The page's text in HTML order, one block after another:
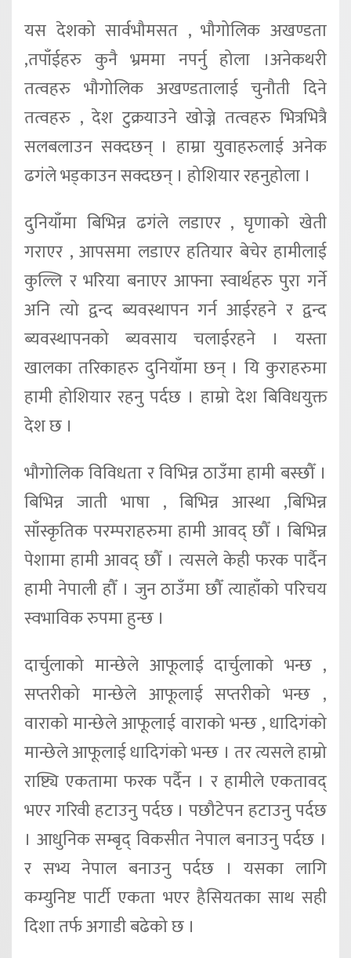
यस देशको सार्वभौमसत , भौगोलिक अखण्डता
,तपाँईहरु कुनै भ्रममा नपर्नु होला ।अनेकथरी
तत्वहरु भौगोलिक अखण्डतालाई चुनौती दिने
तत्वहरु , देश टुक्रयाउने खोज्ने तत्वहरु भित्रभित्रै
सलबलाउन सक्दछन् । हाम्रा युवाहरुलाई अनेक
ढगंले भड्काउन सक्दछन् । होशियार रहनुहोला ।
दुनियाँमा बिभिन्न ढगंले लडाएर , घृणाको खेती
गराएर , आपसमा लडाएर हतियार बेचेर हामीलाई
कुल्लि र भरिया बनाएर आफ्ना स्वार्थहरु पुरा गर्ने
अनि त्यो द्वन्द ब्यवस्थापन गर्न आईरहने र द्वन्द
ब्यवस्थापनको ब्यवसाय चलाईरहने । यस्ता
खालका तरिकाहरु दुनियाँमा छन् । यि कुराहरुमा
हामी होशियार रहनु पर्दछ । हाम्रो देश बिविधयुक्त
देश छ ।
भौगोलिक विविधता र विभिन्न ठाउँमा हामी बस्छौँ ।
बिभिन्न जाती भाषा , बिभिन्न आस्था ,बिभिन्न
साँस्कृतिक परम्पराहरुमा हामी आवद् छौँ । बिभिन्न
पेशामा हामी आवद् छौँ । त्यसले केही फरक पार्दैन
हामी नेपाली हौँ । जुन ठाउँमा छौँ त्याहाँको परिचय
स्वभाविक रुपमा हुन्छ ।
दार्चुलाको मान्छेले आफूलाई दार्चुलाको भन्छ ,
सप्तरीको मान्छेले आफूलाई सप्तरीको भन्छ ,
वाराको मान्छेले आफूलाई वाराको भन्छ , धादिगंको
मान्छेले आफूलाई धादिगंको भन्छ । तर त्यसले हाम्रो
राष्ट्यि एकतामा फरक पर्दैन । र हामीले एकतावद्
भएर गरिवी हटाउनु पर्दछ । पछौटेपन हटाउनु पर्दछ
। आधुनिक सम्बृद् विकसीत नेपाल बनाउनु पर्दछ ।
र सभ्य नेपाल बनाउनु पर्दछ । यसका लागि
कम्युनिष्ट पार्टी एकता भएर हैसियतका साथ सही
दिशा तर्फ अगाडी बढेको छ ।